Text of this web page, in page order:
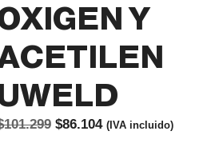
Y
101.299 El
$86.104El(IVA incluido)